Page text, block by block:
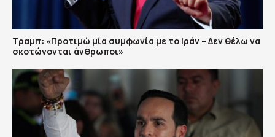
Τραμπ: «Προτιμώ μία συμφωνία με το Ιράν – Δεν θέλω να
σκοτώνονται άνθρωποι»